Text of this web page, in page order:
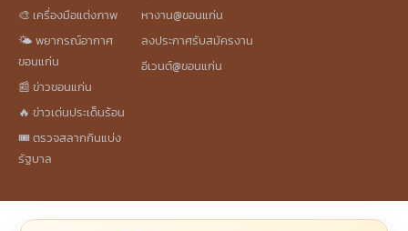
🎨 เครื่องมือแต่งภาพ
🌤️ พยากรณ์อากาศ
ขอนแก่น
📰 ข่าวขอนแก่น
🔥 ข่าวเด่นประเด็นร้อน
🎟️ ตรวจสลากกินแบ่ง
รัฐบาล
หางาน@ขอนแก่น
ลงประกาศรับสมัครงาน
อีเวนต์@ขอนแก่น